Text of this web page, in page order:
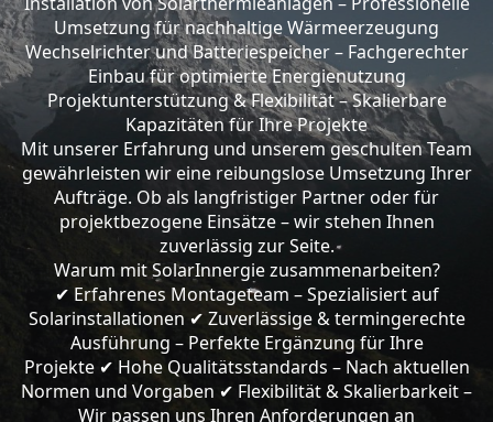
Umsetzung für nachhaltige Wärmeerzeugung
Wechselrichter und Batteriespeicher – Fachgerechter
Einbau für optimierte Energienutzung
Projektunterstützung & Flexibilität – Skalierbare
Kapazitäten für Ihre Projekte
Mit unserer Erfahrung und unserem geschulten Team
gewährleisten wir eine reibungslose Umsetzung Ihrer
Aufträge. Ob als langfristiger Partner oder für
projektbezogene Einsätze – wir stehen Ihnen
zuverlässig zur Seite.
Warum mit SolarInnergie zusammenarbeiten?
✔ Erfahrenes Montageteam – Spezialisiert auf
Solarinstallationen ✔ Zuverlässige & termingerechte
Ausführung – Perfekte Ergänzung für Ihre
Projekte ✔ Hohe Qualitätsstandards – Nach aktuellen
Normen und Vorgaben ✔ Flexibilität & Skalierbarkeit –
Wir passen uns Ihren Anforderungen an